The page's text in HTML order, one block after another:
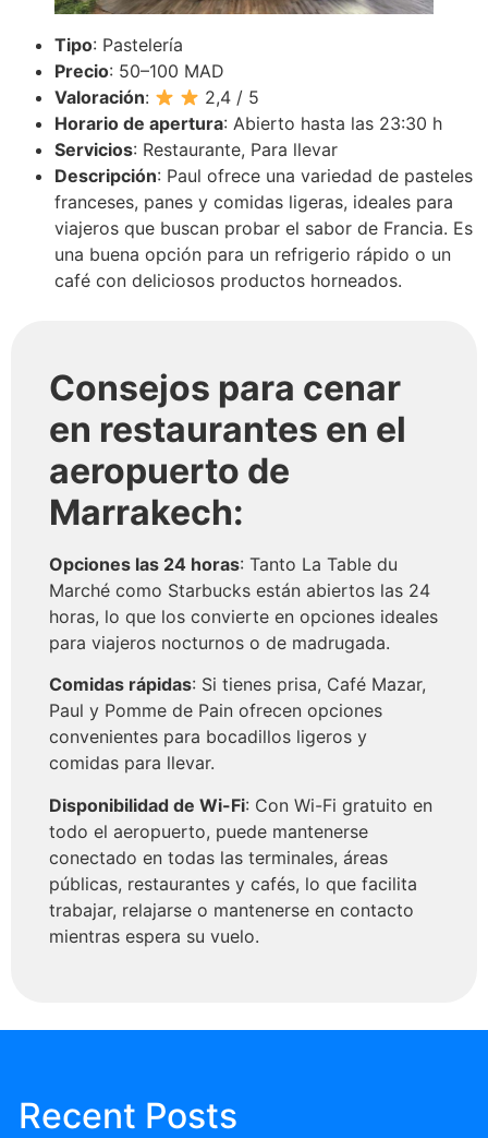
Tipo: Pastelería
Precio: 50–100 MAD
Valoración:
2,4 / 5
Horario de apertura: Abierto hasta las 23:30 h
Servicios: Restaurante, Para llevar
Descripción: Paul ofrece una variedad de pasteles
franceses, panes y comidas ligeras, ideales para
viajeros que buscan probar el sabor de Francia. Es
una buena opción para un refrigerio rápido o un
café con deliciosos productos horneados.
Consejos para cenar
en restaurantes en el
aeropuerto de
Marrakech:
Opciones las 24 horas: Tanto La Table du
Marché como Starbucks están abiertos las 24
horas, lo que los convierte en opciones ideales
para viajeros nocturnos o de madrugada.
Comidas rápidas: Si tienes prisa, Café Mazar,
Paul y Pomme de Pain ofrecen opciones
convenientes para bocadillos ligeros y
comidas para llevar.
Disponibilidad de Wi-Fi: Con Wi-Fi gratuito en
todo el aeropuerto, puede mantenerse
conectado en todas las terminales, áreas
públicas, restaurantes y cafés, lo que facilita
trabajar, relajarse o mantenerse en contacto
mientras espera su vuelo.
Recent Posts